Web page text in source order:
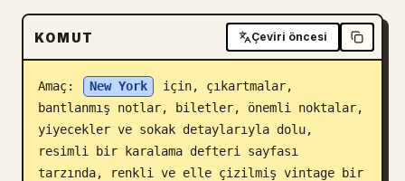
İndir
Blog
Güncellemeler
KOMUT Çeviri öncesi
Amaç: New York
için, çıkartmalar,
bantlanmış notlar, biletler, önemli noktalar,
yiyecekler ve sokak detaylarıyla dolu,
resimli bir karalama defteri sayfası
tarzında, renkli ve elle çizilmiş vintage bir